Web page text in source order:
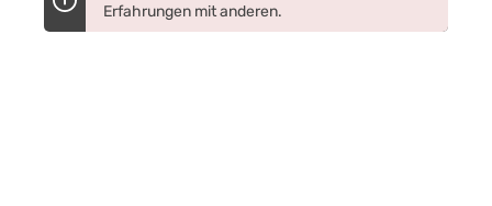
Erfahrungen mit anderen.